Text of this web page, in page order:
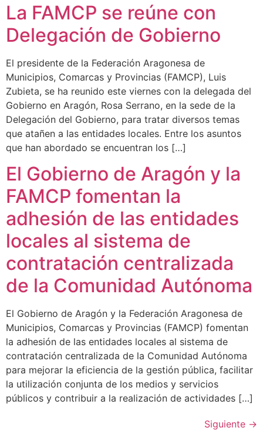
La FAMCP se reúne con
Delegación de Gobierno
El presidente de la Federación Aragonesa de
Municipios, Comarcas y Provincias (FAMCP), Luis
Zubieta, se ha reunido este viernes con la delegada del
Gobierno en Aragón, Rosa Serrano, en la sede de la
Delegación del Gobierno, para tratar diversos temas
que atañen a las entidades locales. Entre los asuntos
que han abordado se encuentran los […]
El Gobierno de Aragón y la
FAMCP fomentan la
adhesión de las entidades
locales al sistema de
contratación centralizada
de la Comunidad Autónoma
El Gobierno de Aragón y la Federación Aragonesa de
Municipios, Comarcas y Provincias (FAMCP) fomentan
la adhesión de las entidades locales al sistema de
contratación centralizada de la Comunidad Autónoma
para mejorar la eficiencia de la gestión pública, facilitar
la utilización conjunta de los medios y servicios
públicos y contribuir a la realización de actividades […]
Siguiente →